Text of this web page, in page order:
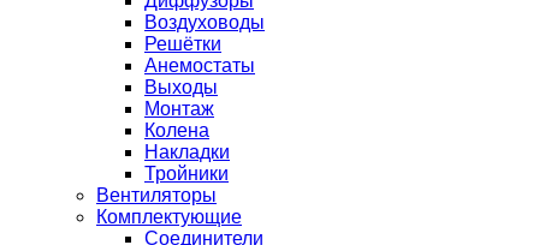
Воздуховоды
Решётки
Анемостаты
Выходы
Монтаж
Колена
Накладки
Тройники
Вентиляторы
Комплектующие
Соединители